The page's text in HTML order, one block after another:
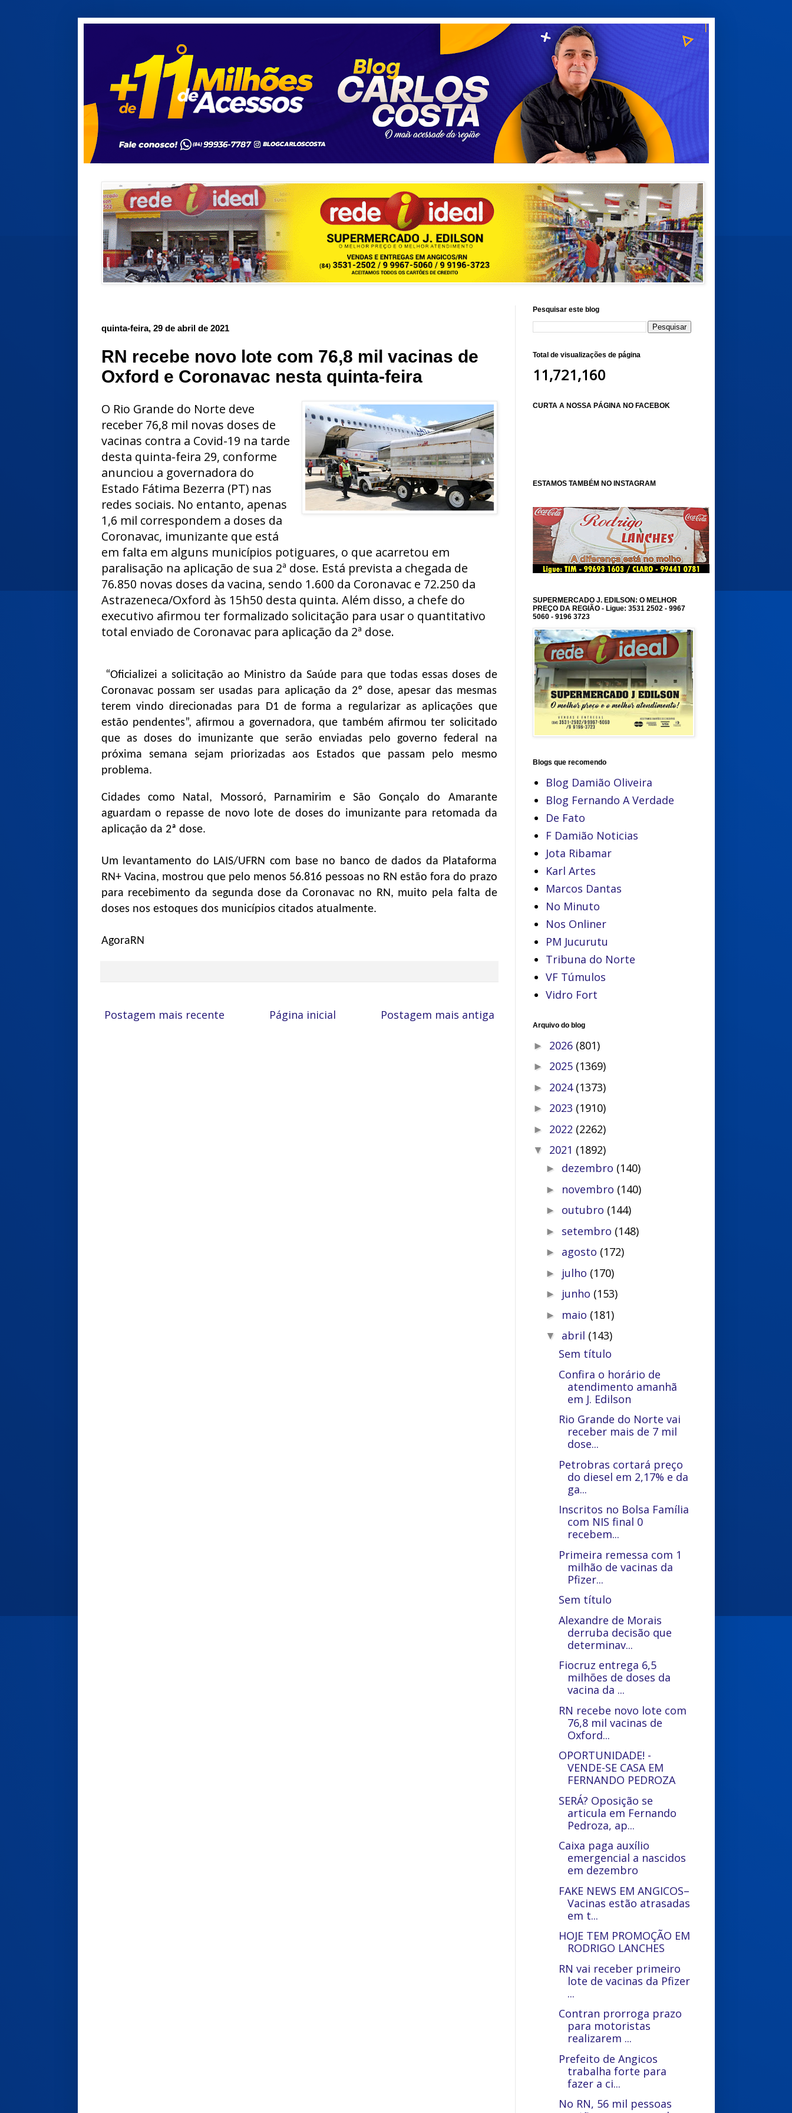
quinta-feira, 29 de abril de 2021
RN recebe novo lote com 76,8 mil vacinas de
Oxford e Coronavac nesta quinta-feira
O Rio Grande do Norte deve
receber 76,8 mil novas doses de
vacinas contra a Covid-19 na tarde
desta quinta-feira 29, conforme
anunciou a governadora do
Estado Fátima Bezerra (PT) nas
redes sociais. No entanto, apenas
1,6 mil correspondem a doses da
Coronavac, imunizante que está
em falta em alguns municípios potiguares, o que acarretou em
paralisação na aplicação de sua 2ª dose. Está prevista a chegada de
76.850 novas doses da vacina, sendo 1.600 da Coronavac e 72.250 da
Astrazeneca/Oxford às 15h50 desta quinta. Além disso, a chefe do
executivo afirmou ter formalizado solicitação para usar o quantitativo
total enviado de Coronavac para aplicação da 2ª dose.
“Oficializei a solicitação ao Ministro da Saúde para que todas essas doses de
Coronavac possam ser usadas para aplicação da 2º dose, apesar das mesmas
terem vindo direcionadas para D1 de forma a regularizar as aplicações que
estão pendentes”, afirmou a governadora, que também afirmou ter solicitado
que as doses do imunizante que serão enviadas pelo governo federal na
próxima semana sejam priorizadas aos Estados que passam pelo mesmo
problema.
Cidades como Natal, Mossoró, Parnamirim e São Gonçalo do Amarante
aguardam o repasse de novo lote de doses do imunizante para retomada da
aplicação da 2ª dose.
Um levantamento do LAIS/UFRN com base no banco de dados da Plataforma
RN+ Vacina, mostrou que pelo menos 56.816 pessoas no RN estão fora do prazo
para recebimento da segunda dose da Coronavac no RN, muito pela falta de
doses nos estoques dos municípios citados atualmente.
AgoraRN
Postagem mais recente Postagem mais antiga
Página inicial
Pesquisar este blog
Total de visualizações de página
11,721,160
CURTA A NOSSA PÁGINA NO FACEBOK
ESTAMOS TAMBÉM NO INSTAGRAM
SUPERMERCADO J. EDILSON: O MELHOR
PREÇO DA REGIÃO - Ligue: 3531 2502 - 9967
5060 - 9196 3723
Blogs que recomendo
Blog Damião Oliveira
Blog Fernando A Verdade
De Fato
F Damião Noticias
Jota Ribamar
Karl Artes
Marcos Dantas
No Minuto
Nos Onliner
PM Jucurutu
Tribuna do Norte
VF Túmulos
Vidro Fort
Arquivo do blog
► 2026 (801)
► 2025 (1369)
► 2024 (1373)
► 2023 (1910)
► 2022 (2262)
▼ 2021 (1892)
► dezembro (140)
► novembro (140)
► outubro (144)
► setembro (148)
► agosto (172)
► julho (170)
► junho (153)
► maio (181)
▼ abril (143)
Sem título
Confira o horário de
atendimento amanhã
em J. Edilson
Rio Grande do Norte vai
receber mais de 7 mil
dose...
Petrobras cortará preço
do diesel em 2,17% e da
ga...
Inscritos no Bolsa Família
com NIS final 0
recebem...
Primeira remessa com 1
milhão de vacinas da
Pfizer...
Sem título
Alexandre de Morais
derruba decisão que
determinav...
Fiocruz entrega 6,5
milhões de doses da
vacina da ...
RN recebe novo lote com
76,8 mil vacinas de
Oxford...
OPORTUNIDADE! -
VENDE-SE CASA EM
FERNANDO PEDROZA
SERÁ? Oposição se
articula em Fernando
Pedroza, ap...
Caixa paga auxílio
emergencial a nascidos
em dezembro
FAKE NEWS EM ANGICOS–
Vacinas estão atrasadas
em t...
HOJE TEM PROMOÇÃO EM
RODRIGO LANCHES
RN vai receber primeiro
lote de vacinas da Pfizer
...
Contran prorroga prazo
para motoristas
realizarem ...
Prefeito de Angicos
trabalha forte para
fazer a ci...
No RN, 56 mil pessoas